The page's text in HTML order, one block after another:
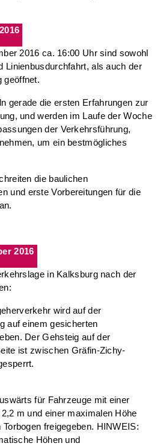
2016 ca. 16:00 Uhr sind sowohl
Linienbusdurchfahrt, als auch der
geöffnet.
gerade die ersten Erfahrungen zur
und werden im Laufe der Woche
der Verkehrsführung,
um ein bestmögliches
die baulichen
und erste Vorbereitungen für die
2016
in Kalksburg nach der
wird auf der
auf einem gesicherten
Der Gehsteig auf der
ist zwischen Gräfin-Zichy-
für Fahrzeuge mit einer
m und einer maximalen Höhe
freigegeben. HINWEIS:
Höhen und